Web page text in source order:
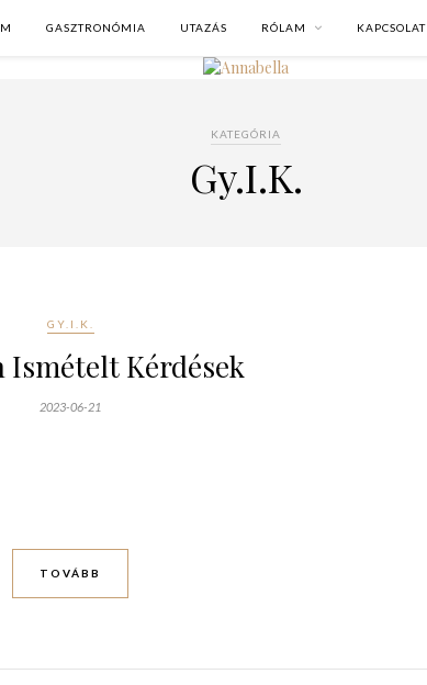
GASZTRONÓMIA UTAZÁS RÓLAM KAPCSOLAT
KATEGÓRIA
Gy.I.K.
GY.I.K.
Ismételt Kérdések
2023-06-21
TOVÁBB